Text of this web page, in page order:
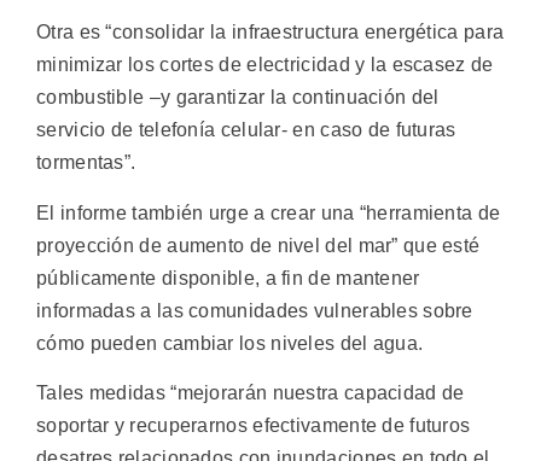
Otra es “consolidar la infraestructura energética para
minimizar los cortes de electricidad y la escasez de
combustible –y garantizar la continuación del
servicio de telefonía celular- en caso de futuras
tormentas”.
El informe también urge a crear una “herramienta de
proyección de aumento de nivel del mar” que esté
públicamente disponible, a fin de mantener
informadas a las comunidades vulnerables sobre
cómo pueden cambiar los niveles del agua.
Tales medidas “mejorarán nuestra capacidad de
soportar y recuperarnos efectivamente de futuros